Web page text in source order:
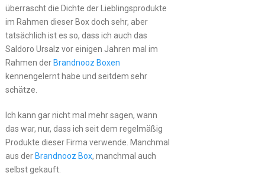
überrascht die Dichte der Lieblingsprodukte
im Rahmen dieser Box doch sehr, aber
tatsächlich ist es so, dass ich auch das
Saldoro Ursalz vor einigen Jahren mal im
Rahmen derBrandnooz Boxen
kennengelernt habe und seitdem sehr
schätze.
Ich kann gar nicht mal mehr sagen, wann
das war, nur, dass ich seit dem regelmäßig
Produkte dieser Firma verwende. Manchmal
aus derBrandnooz Box, manchmal auch
selbst gekauft.